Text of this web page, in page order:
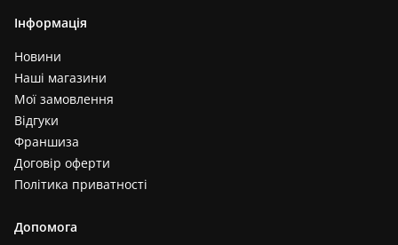
Інформація
Новини
Наші магазини
Мої замовлення
Відгуки
Франшиза
Договір оферти
Політика приватності
Допомога